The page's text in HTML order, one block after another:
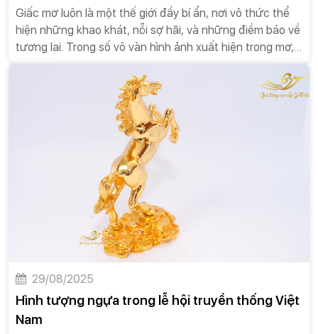
Giấc mơ luôn là một thế giới đầy bí ẩn, nơi vô thức thể
hiện những khao khát, nỗi sợ hãi, và những điềm báo về
tương lai. Trong số vô vàn hình ảnh xuất hiện trong mơ,
ngựa vàng là một trong những biểu tượng đặc biệt,
mang theo những thông điệp sâu sắc về sự thành
công, tài lộc, và những bước ngoặt quan trọng trong
cuộc đời. Nằm mơ thấy ngựa vàng không chỉ là một trải
nghiệm thú vị mà còn là một cơ hội để bạn nhìn nhận lại
bản thân và con đường phía trước. Bài luận này sẽ đi
sâu vào giải mã ý nghĩa của giấc mơ ngựa vàng, từ
những điềm báo tích cực đến những cảnh báo tiềm ẩn,
từ đó giúp bạn hiểu rõ hơn về những thông điệp mà vũ
trụ đang gửi gắm.
29/08/2025
Hình tượng ngựa trong lễ hội truyền thống Việt
Nam